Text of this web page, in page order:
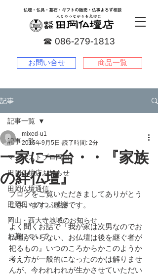
☎︎ 086-279-1813
お問い合せ 商品一覧
記事
記事一覧
マイベストプロ岡山
田岡仏壇店お知らせ
田岡仏壇通信
田岡日々のつぶやき
岡山・西大寺地域のお知らせ
お墓について
記事一覧
一家に一台・・『家族
の絆仏壇』
mixed-u1
2015年9月5日 読了時間: 2分
ブログをご覧いただきましてありがとう
ございます。感謝です。
よく聞くお話で『我が家は次男なのでお
仏壇がいらない、お仏壇は後を継ぐ者が
祀るもの』いつのころからかこのようか
考え方が一般的になったのかは解りませ
んが、今われわれが生かさせていただい